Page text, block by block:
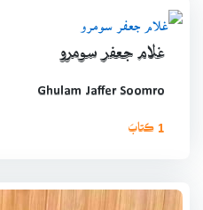
غلام جعفر سومرو
Ghulam Jaffer Soomro
1 ڪتابَ